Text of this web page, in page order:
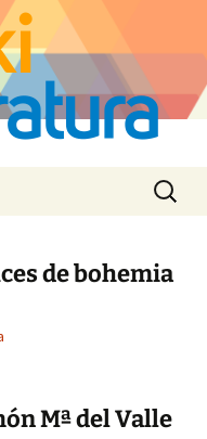
Buscar:
de bohemia
Mª del Valle